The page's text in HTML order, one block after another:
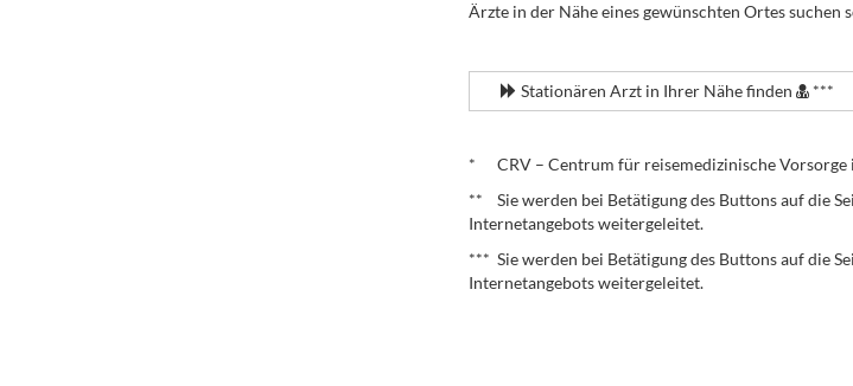
Ärzte in der Nähe eines gewünschten Ortes
Stationären Arzt in Ihrer Nähe finden ***
* CRV – Centrum für reisemedizinische Vorsorge
** Sie werden bei Betätigung des Buttons auf die
Internetangebots weitergeleitet.
*** Sie werden bei Betätigung des Buttons auf die
Internetangebots weitergeleitet.